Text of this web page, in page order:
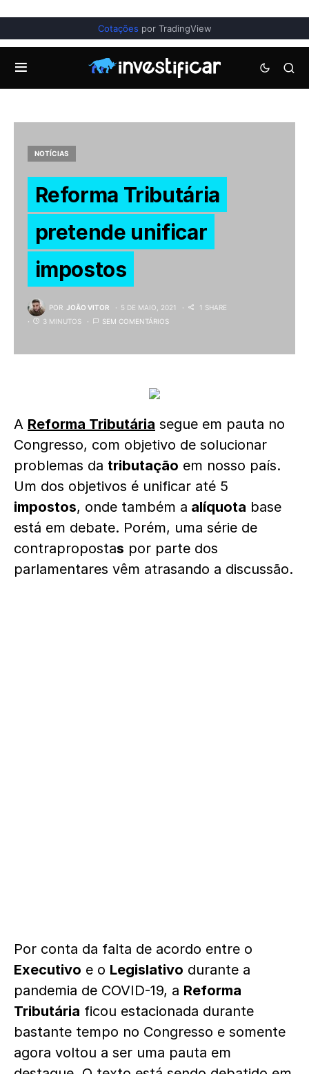
Cotações por TradingView
NOTÍCIAS
Reforma Tributária
pretende unificar
impostos
POR JOÃO VITOR 5 DE MAIO, 2021
1 SHARE
3 MINUTOS
SEM COMENTÁRIOS
A Reforma Tributária segue em pauta no
Congresso, com objetivo de solucionar
problemas da tributação em nosso país.
Um dos objetivos é unificar até 5
impostos, onde também a alíquota base
está em debate. Porém, uma série de
contrapropostas por parte dos
parlamentares vêm atrasando a discussão.
Por conta da falta de acordo entre o
Executivo e o Legislativo durante a
pandemia de COVID-19, a Reforma
Tributária ficou estacionada durante
bastante tempo no Congresso e somente
agora voltou a ser uma pauta em